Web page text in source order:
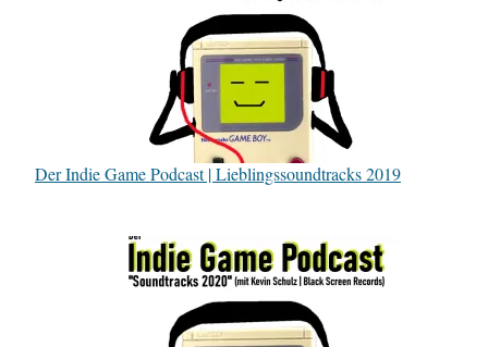
Der Indie Game Podcast | Lieblingssoundtracks 2019